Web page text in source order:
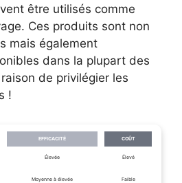
être utilisés comme
Ces produits sont non
mais également
dans la plupart des
de privilégier les
!
EFFICACITÉ COÛT
Élevée Élevé
Moyenne à élevée Faible